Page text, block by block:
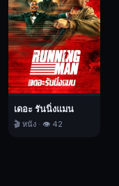
จาก
การ
ถูก
ครอบ
งา
โดย
วิญญาณ
ร้าย
เดอะ รันนิ่งแมน
🎬 หนัง · 👁️ 42